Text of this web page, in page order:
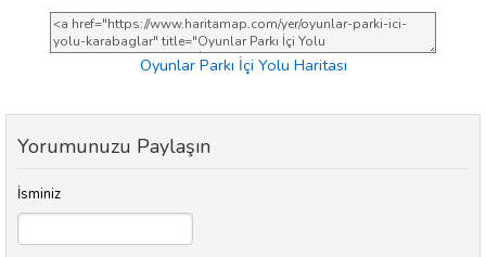
Oyunlar Parkı İçi Yolu Haritası
Yorumunuzu Paylaşın
İsminiz